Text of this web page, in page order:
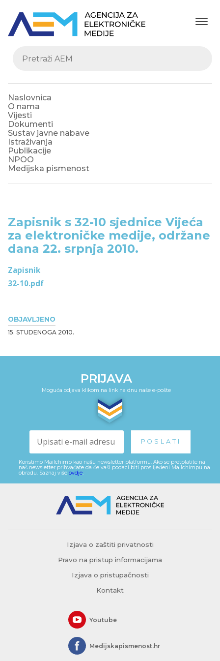
Naslovnica
O nama
Vijesti
Dokumenti
Sustav javne nabave
Istraživanja
Publikacije
NPOO
Medijska pismenost
OBJAVLJENO
15. STUDENOGA 2010.
Zapisnik s 32-10 sjednice Vijeća
za elektroničke medije, održane
dana 22. srpnja 2010.
Zapisnik
32-10.pdf
PRIJAVA
Moguća odjava klikom na link na dnu naše e-pošte
Koristimo Mailchimp kao našu newsletter platformu. Ako se pretplatite na
naš newsletter prihvaćate da će vaši podaci biti proslijeđeni Mailchimpu na
obradu. Saznaj više ovdje
Izjava o zaštiti privatnosti
Pravo na pristup informacijama
Izjava o pristupačnosti
Kontakt
Youtube
Medijskapismenost.hr